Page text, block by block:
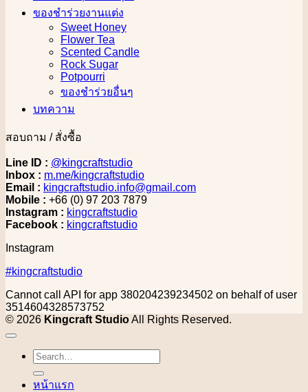
ของชำร่วยงานแต่ง
Sweet Honey
Flower Tea
Scented Candle
Rock Sugar
Potpourri
ของชำร่วยอื่นๆ
บทความ
สอบถาม / สั่งซื้อ
Line ID : @kingcraftstudio
Inbox : m.me/kingcraftstudio
Email : kingcraftstudio.info@gmail.com
Mobile : +66 (0) 97 203 7879
Instagram : kingcraftstudio
Facebook : kingcraftstudio
Instagram
#kingcraftstudio
Cannot call API for app 380204239234502 on behalf of user
3514604328573752
© 2026 Kingcraft StudioAll Rights Reserved.
Search
for:
หน้าแรก